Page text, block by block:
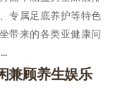
专属足底养护等特色
带来的各类亚健康问
兼顾养生娱乐